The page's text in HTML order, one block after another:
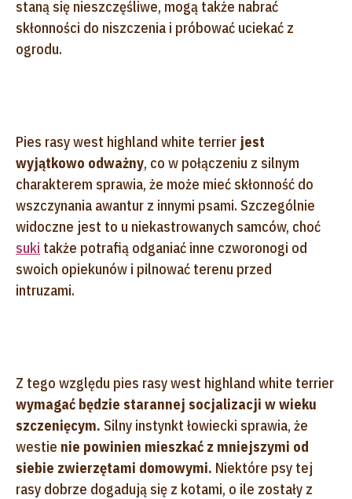
staną się nieszczęśliwe, mogą także nabrać
skłonności do niszczenia i próbować uciekać z
ogrodu.
Pies rasy west highland white terrier jest
wyjątkowo odważny, co w połączeniu z silnym
charakterem sprawia, że może mieć skłonność do
wszczynania awantur z innymi psami. Szczególnie
widoczne jest to u niekastrowanych samców, choć
suki także potrafią odganiać inne czworonogi od
swoich opiekunów i pilnować terenu przed
intruzami.
Z tego względu pies rasy west highland white terrier
wymagać będzie starannej socjalizacji w wieku
szczenięcym. Silny instynkt łowiecki sprawia, że
westie nie powinien mieszkać z mniejszymi od
siebie zwierzętami domowymi. Niektóre psy tej
rasy dobrze dogadują się z kotami, o ile zostały z